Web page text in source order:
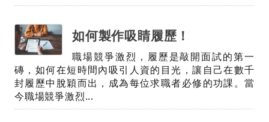
如何製作吸睛履歷！
職場競爭激烈，履歷是敲開面試的第一
磚，如何在短時間內吸引人資的目光，讓自己在數千
封履歷中脫穎而出，成為每位求職者必修的功課。當
今職場競爭激烈...